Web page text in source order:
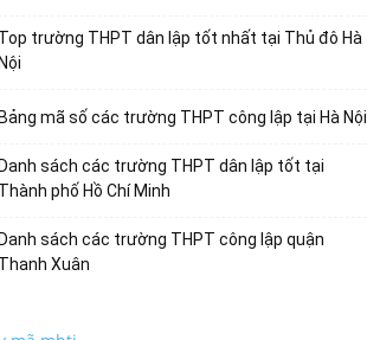
Top trường THPT dân lập tốt nhất tại Thủ đô Hà
Nội
Bảng mã số các trường THPT công lập tại Hà Nội
Danh sách các trường THPT dân lập tốt tại
Thành phố Hồ Chí Minh
Danh sách các trường THPT công lập quận
Thanh Xuân